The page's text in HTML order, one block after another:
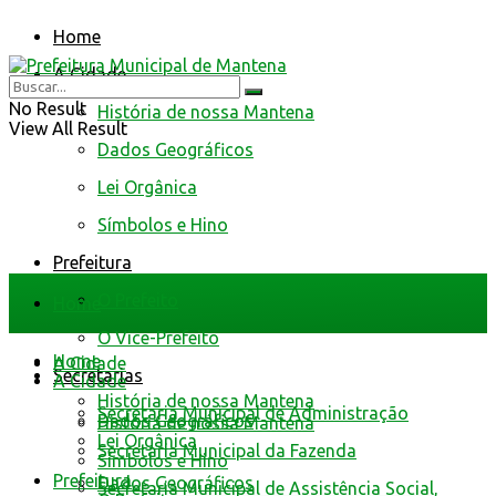
Home
A Cidade
História de nossa Mantena
Dados Geográficos
Lei Orgânica
Símbolos e Hino
Prefeitura
O Vice-Prefeito
Secretarias
Secretaria Municipal de Administração
Secretaria Municipal da Fazenda
Secretaria Municipal de Assistência Social,
No Result
View All Result
Home
A Cidade
História de nossa Mantena
Dados Geográficos
Home
A Cidade
História de nossa Mantena
Dados Geográficos
Lei Orgânica
Símbolos e Hino
Prefeitura